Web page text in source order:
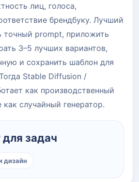
лиц, голоса,
брендбуку. Лучший
prompt, приложить
3–5 лучших вариантов,
и сохранить шаблон для
Stable Diffusion /
как производственный
как случайный генератор.
задач
дизайн